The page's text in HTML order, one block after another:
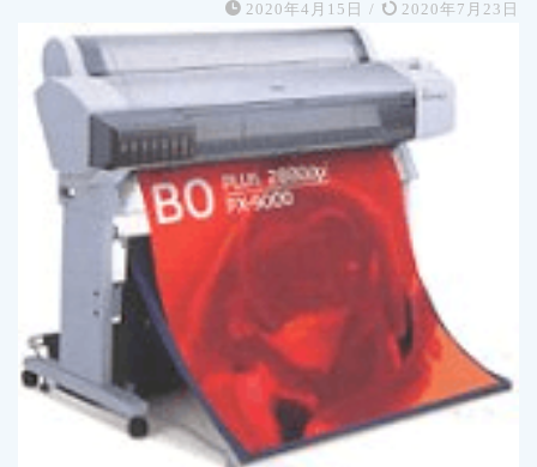
2020年4月15日 / 2020年7月23日